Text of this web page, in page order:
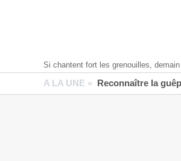
Si chantent fort les grenouilles,
A LA UNE » Reconnaître la